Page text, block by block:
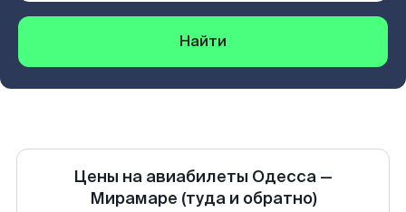
Найти
Цены на авиабилеты Одесса —
Мирамаре (туда и обратно)